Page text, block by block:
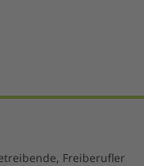
Freiberufler